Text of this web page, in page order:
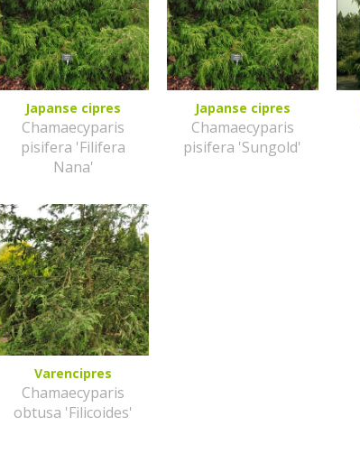
Japanse cipres
Chamaecyparis
pisifera 'Filifera
Nana'
Japanse cipres
Chamaecyparis
pisifera 'Sungold'
Varencipres
Chamaecyparis
obtusa 'Filicoides'